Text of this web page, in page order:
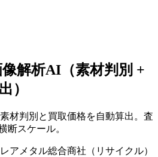
解析AI​（素材判別 +
）
材判別と買取価格を自動算出。査
断スケール。
アメタル総合商社（リサイクル）